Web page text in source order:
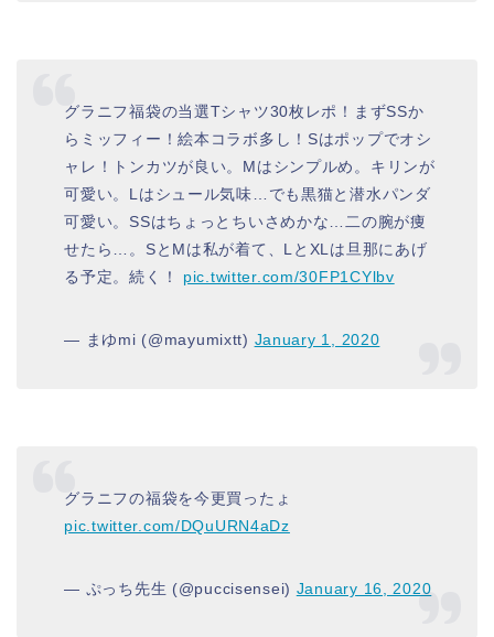
グラニフ福袋の当選Tシャツ30枚レポ！まずSSか
らミッフィー！絵本コラボ多し！Sはポップでオシ
ャレ！トンカツが良い。Mはシンプルめ。キリンが
可愛い。Lはシュール気味…でも黒猫と潜水パンダ
可愛い。SSはちょっとちいさめかな…二の腕が痩
せたら…。SとMは私が着て、LとXLは旦那にあげ
る予定。続く！ pic.twitter.com/30FP1CYlbv
— まゆmi (@mayumixtt) January 1, 2020
グラニフの福袋を今更買ったょ
pic.twitter.com/DQuURN4aDz
— ぷっち先生 (@puccisensei) January 16, 2020